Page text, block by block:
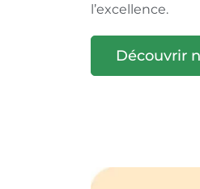
l’excellence.
Découvrir